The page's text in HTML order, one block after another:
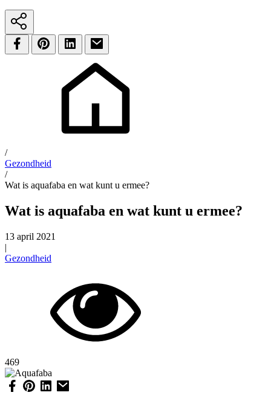
/
Gezondheid
/
Wat is aquafaba en wat kunt u ermee?
Wat is aquafaba en wat kunt u ermee?
13 april 2021
|
Gezondheid
469